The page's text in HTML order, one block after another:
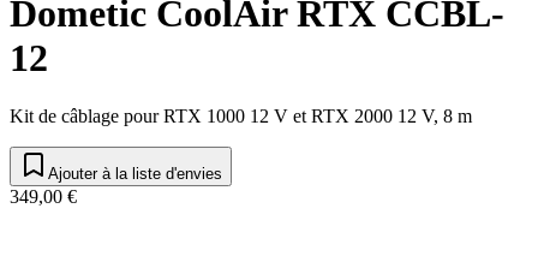
Dometic CoolAir RTX CCBL-
12
Kit de câblage pour RTX 1000 12 V et RTX 2000 12 V, 8 m
Ajouter à la liste d'envies
349,00 €